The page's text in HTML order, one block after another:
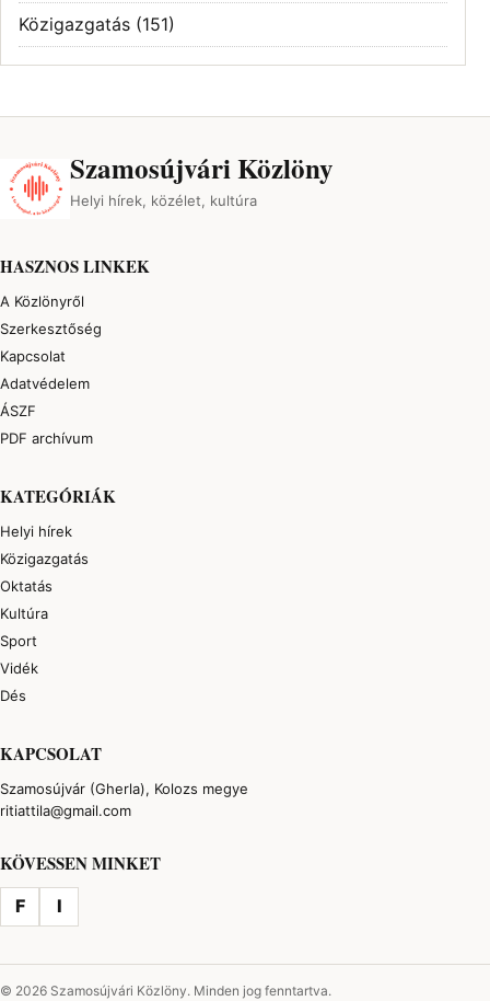
Közigazgatás (151)
Szamosújvári Közlöny
Helyi hírek, közélet, kultúra
HASZNOS LINKEK
A Közlönyről
Szerkesztőség
Kapcsolat
Adatvédelem
ÁSZF
PDF archívum
KATEGÓRIÁK
Helyi hírek
Közigazgatás
Oktatás
Kultúra
Sport
Vidék
Dés
KAPCSOLAT
Szamosújvár (Gherla), Kolozs megye
ritiattila@gmail.com
KÖVESSEN MINKET
F I
© 2026 Szamosújvári Közlöny. Minden jog fenntartva.